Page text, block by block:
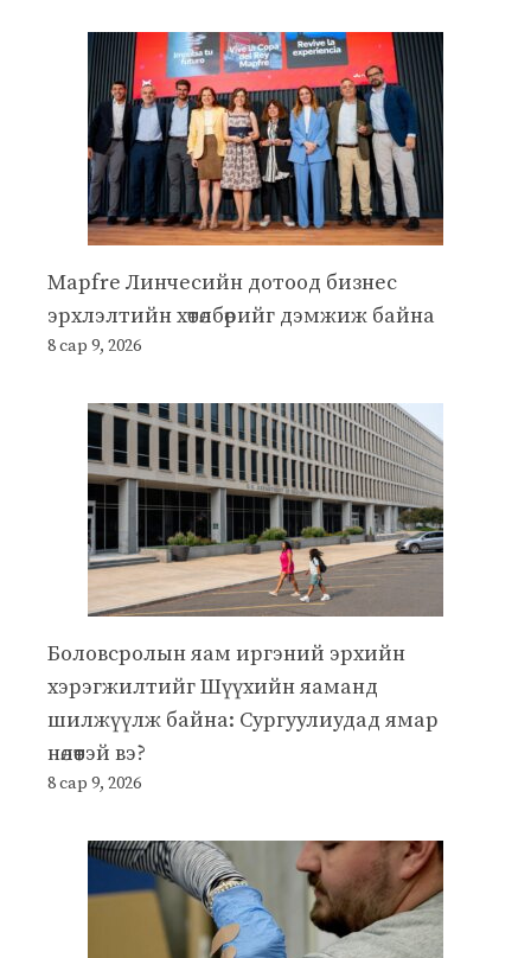
Mapfre Линчесийн дотоод бизнес
эрхлэлтийн хөтөлбөрийг дэмжиж байна
8 сар 9, 2026
Боловсролын яам иргэний эрхийн
хэрэгжилтийг Шүүхийн яаманд
шилжүүлж байна: Сургуулиудад ямар
нөлөөтэй вэ?
8 сар 9, 2026